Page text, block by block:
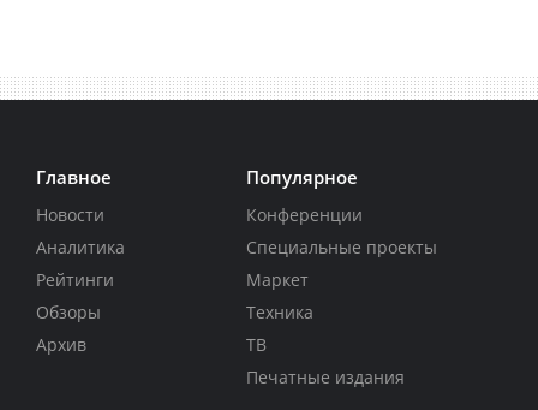
Главное
Новости
Аналитика
Рейтинги
Обзоры
Архив
Популярное
Конференции
Специальные проекты
Маркет
Техника
ТВ
Печатные издания